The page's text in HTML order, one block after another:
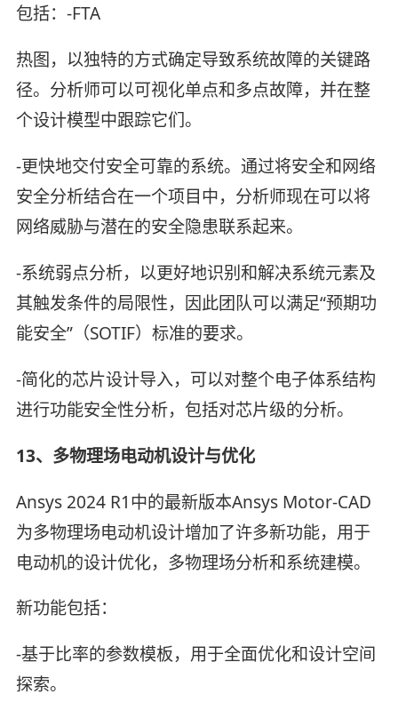
包括：-FTA
热图，以独特的方式确定导致系统故障的关键路
径。分析师可以可视化单点和多点故障，并在整
个设计模型中跟踪它们。
-更快地交付安全可靠的系统。通过将安全和网络
安全分析结合在一个项目中，分析师现在可以将
网络威胁与潜在的安全隐患联系起来。
-系统弱点分析，以更好地识别和解决系统元素及
其触发条件的局限性，因此团队可以满足“预期功
能安全”（SOTIF）标准的要求。
-简化的芯片设计导入，可以对整个电子体系结构
进行功能安全性分析，包括对芯片级的分析。
13、多物理场电动机设计与优化
Ansys 2024 R1中的最新版本Ansys Motor-CAD
为多物理场电动机设计增加了许多新功能，用于
电动机的设计优化，多物理场分析和系统建模。
新功能包括：
-基于比率的参数模板，用于全面优化和设计空间
探索。